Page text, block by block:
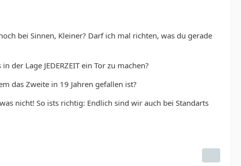
bei Sinnen, Kleiner? Darf ich mal richten, was du gerade
der Lage JEDERZEIT ein Tor zu machen?
das Zweite in 19 Jahren gefallen ist?
nicht! So ists richtig: Endlich sind wir auch bei Standarts